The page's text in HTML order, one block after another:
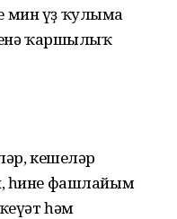
мин үҙ ҡулыма
ҡаршылыҡ
кешеләр
һине фашлайым
һәм